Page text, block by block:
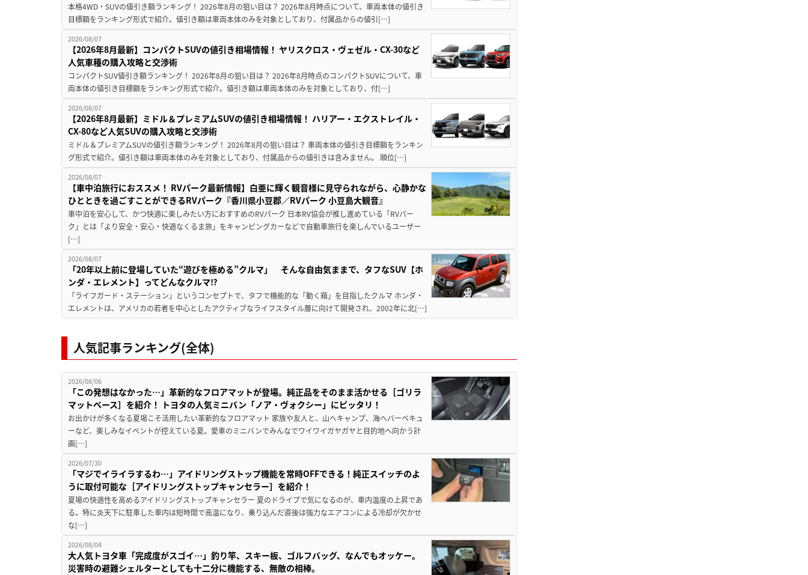
本格4WD・SUVの値引き額ランキング！ 2026年8月の狙い目は？ 2026年8月時点について、車両本体の値引き
目標額をランキング形式で紹介。値引き額は車両本体のみを対象としており、付属品からの値引[…]
2026/08/07
【2026年8月最新】コンパクトSUVの値引き相場情報！ ヤリスクロス・ヴェゼル・CX-30など
人気車種の購入攻略と交渉術
コンパクトSUV値引き額ランキング！ 2026年8月の狙い目は？ 2026年8月時点のコンパクトSUVについて、車
両本体の値引き目標額をランキング形式で紹介。値引き額は車両本体のみを対象としており、付[…]
2026/08/07
【2026年8月最新】ミドル＆プレミアムSUVの値引き相場情報！ ハリアー・エクストレイル・
CX-80など人気SUVの購入攻略と交渉術
ミドル＆プレミアムSUVの値引き額ランキング！ 2026年8月の狙い目は？ 車両本体の値引き目標額をランキン
グ形式で紹介。値引き額は車両本体のみを対象としており、付属品からの値引きは含みません。 順位[…]
2026/08/07
【車中泊旅行におススメ！ RVパーク最新情報】白亜に輝く観音様に見守られながら、心静かな
ひとときを過ごすことができるRVパーク『香川県小豆郡／RVパーク 小豆島大観音』
車中泊を安心して、かつ快適に楽しみたい方におすすめのRVパーク 日本RV協会が推し進めている「RVパー
ク」とは「より安全・安心・快適なくるま旅」をキャンピングカーなどで自動車旅行を楽しんでいるユーザー
[…]
2026/08/07
「20年以上前に登場していた“遊びを極める”クルマ」 そんな自由気ままで、タフなSUV【ホ
ンダ・エレメント】ってどんなクルマ⁉︎
「ライフガード・ステーション」というコンセプトで、タフで機能的な「動く箱」を目指したクルマ ホンダ・
エレメントは、アメリカの若者を中心としたアクティブなライフスタイル層に向けて開発され、2002年に北[…]
人気記事ランキング(全体)
2026/08/06
「この発想はなかった…」革新的なフロアマットが登場。純正品をそのまま活かせる［ゴリラ
マットベース］を紹介！ トヨタの人気ミニバン「ノア・ヴォクシー」にピッタリ！
お出かけが多くなる夏場こそ活用したい革新的なフロアマット 家族や友人と、山へキャンプ、海へバーベキュ
ーなど、楽しみなイベントが控えている夏。愛車のミニバンでみんなでワイワイガヤガヤと目的地へ向かう計
画[…]
2026/07/30
「マジでイライラするわ…」アイドリングストップ機能を常時OFFできる！純正スイッチのよ
うに取付可能な［アイドリングストップキャンセラー］を紹介！
夏場の快適性を高めるアイドリングストップキャンセラー 夏のドライブで気になるのが、車内温度の上昇であ
る。特に炎天下に駐車した車内は短時間で高温になり、乗り込んだ直後は強力なエアコンによる冷却が欠かせ
な[…]
2026/08/04
大人気トヨタ車「完成度がスゴイ…」釣り竿、スキー板、ゴルフバッグ、なんでもオッケー。
災害時の避難シェルターとしても十二分に機能する、無敵の相棒。